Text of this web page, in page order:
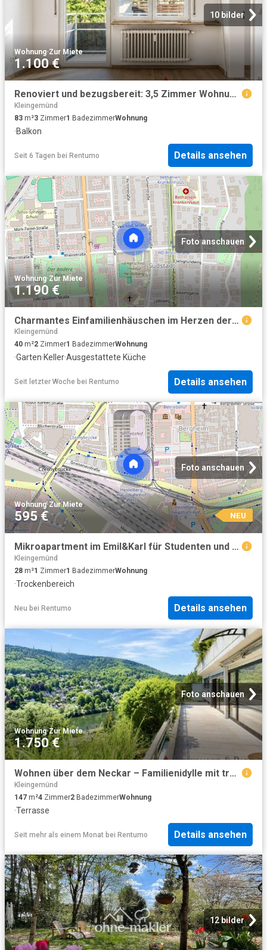
10 bilder
Wohnung·Zur Miete
1.100 €
Renoviert und bezugsbereit: 3,5 Zimmer Wohnung mit zwei Balkonen
Kleingemünd
83 m²3 Zimmer1 BadezimmerWohnung
·Balkon
Seit 6 Tagen bei Rentumo Details ansehen
Foto anschauen
Wohnung·Zur Miete
1.190 €
Charmantes Einfamilienhäuschen im Herzen der Südstadt
Kleingemünd
40 m²2 Zimmer1 BadezimmerWohnung
·Garten·Keller·Ausgestattete Küche
Seit letzter Woche bei Rentumo Details ansehen
Foto anschauen
Wohnung·Zur Miete
595 € NEU
Mikroapartment im Emil&Karl für Studenten und Auszubildende
Kleingemünd
28 m²1 Zimmer1 BadezimmerWohnung
·Trockenbereich
Neu bei Rentumo Details ansehen
Foto anschauen
Wohnung·Zur Miete
1.750 €
Wohnen über dem Neckar – Familienidylle mit traumhafter Sonnenterrasse und Panoramablick
Kleingemünd
147 m²4 Zimmer2 BadezimmerWohnung
·Terrasse
Seit mehr als einem Monat bei Rentumo Details ansehen
12 bilder